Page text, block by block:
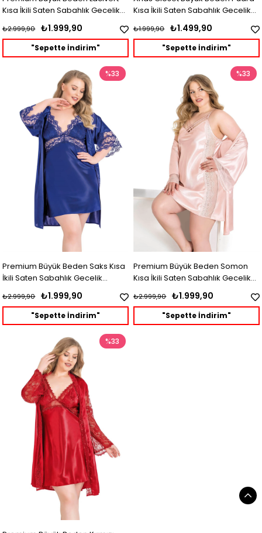
Kısa İkili Saten Sabahlık Gecelik
₺1.999,90
₺2.999,90
"Sepette İndirim"
Kısa İkili Saten Sabahlık Gecelik
₺1.499,90
₺1.999,90
"Sepette İndirim"
Premium Büyük Beden Saks Kısa
İkili Saten Sabahlık Gecelik
₺1.999,90
₺2.999,90
%33
"Sepette İndirim"
Premium Büyük Beden Somon
Kısa İkili Saten Sabahlık Gecelik
₺1.999,90
₺2.999,90
%33
"Sepette İndirim"
%33